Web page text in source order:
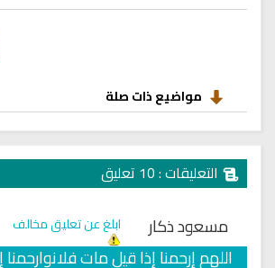
مواضيع ذات صلة
التعليقات : 10 تعليق
مسعود ذكار ابلغ عن تعليق مخالف
اللهم إرحمنا إذا قيل مات فلانوارحمنا